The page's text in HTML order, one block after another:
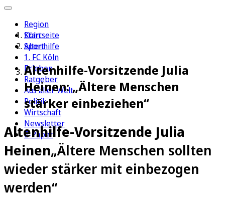
Region
Köln
Sport
1. FC Köln
Erleben
Ratgeber
Aus aller Welt
Politik
Wirtschaft
Newsletter
E-Paper
Startseite
Altenhilfe
Altenhilfe-Vorsitzende Julia
Heinen: „Ältere Menschen
stärker einbeziehen“
Altenhilfe-Vorsitzende Julia
Heinen„Ältere Menschen sollten
wieder stärker mit einbezogen
werden“